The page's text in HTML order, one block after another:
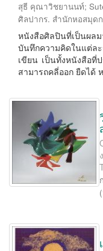
สุธี คุณาวิชยานนท์;
ศิลปากร. สำนักหอสมุด
หนังสือศิลปินที่เป็นผ
บันทึกความคิดในแต่
เขียน เป็นทั้งหนังสือ
สามารถคลี่ออก ยืดได้
(